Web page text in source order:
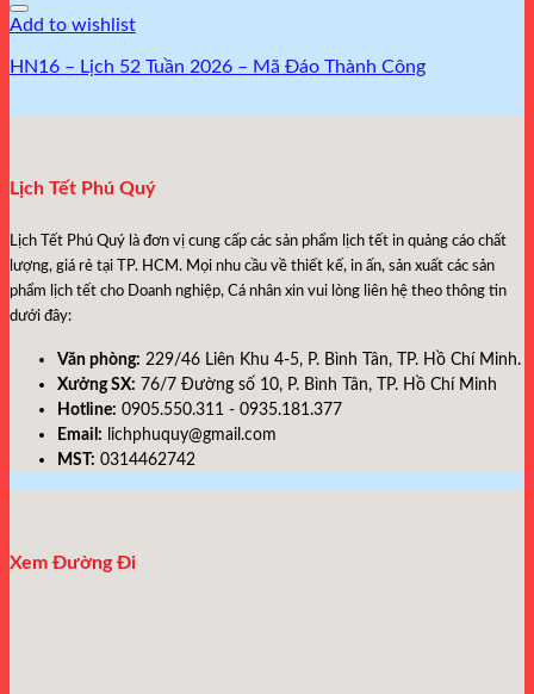
Add to wishlist
HN16 – Lịch 52 Tuần 2026 – Mã Đáo Thành Công
Lịch Tết Phú Quý
Lịch Tết Phú Quý là đơn vị cung cấp các sản phẩm lịch tết in quảng cáo chất
lượng, giá rẻ tại TP. HCM. Mọi nhu cầu về thiết kế, in ấn, sản xuất các sản
phẩm lịch tết cho Doanh nghiệp, Cá nhân xin vui lòng liên hệ theo thông tin
dưới đây:
Văn phòng: 229/46 Liên Khu 4-5, P. Bình Tân, TP. Hồ Chí Minh.
Xưởng SX: 76/7 Đường số 10, P. Bình Tân, TP. Hồ Chí Minh
Hotline: 0905.550.311 - 0935.181.377
Email: lichphuquy@gmail.com
MST: 0314462742
Xem Đường Đi